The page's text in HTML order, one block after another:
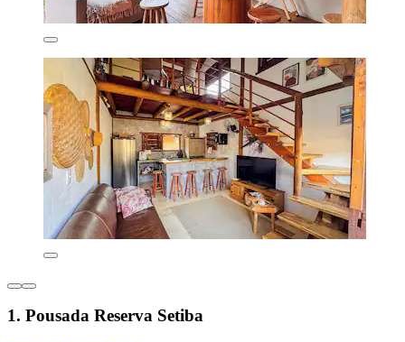
1. Pousada Reserva Setiba